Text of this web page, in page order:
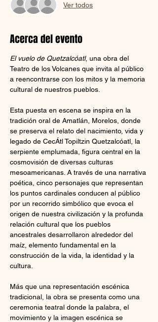
Ver todos
Acerca del evento
El vuelo de Quetzalcóatl, una obra del
Teatro de los Volcanes que invita al público
a reencontrarse con los mitos y la memoria
cultural de nuestros pueblos.
Esta puesta en escena se inspira en la
tradición oral de Amatlán, Morelos, donde
se preserva el relato del nacimiento, vida y
legado de CecÁtl Topiltzin Quetzalcóatl, la
serpiente emplumada, figura central en la
cosmovisión de diversas culturas
mesoamericanas. A través de una narrativa
poética, cinco personajes que representan
los puntos cardinales conducen al público
por un recorrido simbólico que evoca el
origen de nuestra civilización y la profunda
relación cultural que los pueblos
ancestrales desarrollaron alrededor del
maíz, elemento fundamental en la
construcción de la vida, la identidad y la
cultura.
Más que una representación escénica
tradicional, la obra se presenta como una
ceremonia teatral donde la palabra, el
movimiento y la imagen escénica se